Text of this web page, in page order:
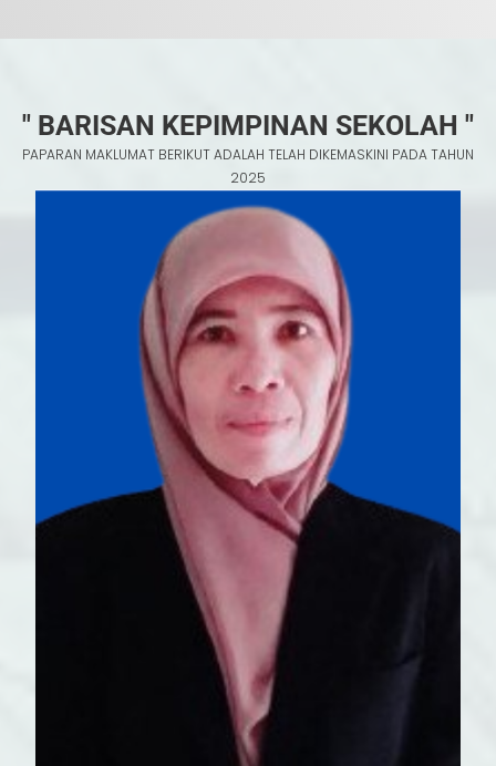
" BARISAN KEPIMPINAN SEKOLAH "
PAPARAN MAKLUMAT BERIKUT ADALAH TELAH DIKEMASKINI PADA TAHUN
2025